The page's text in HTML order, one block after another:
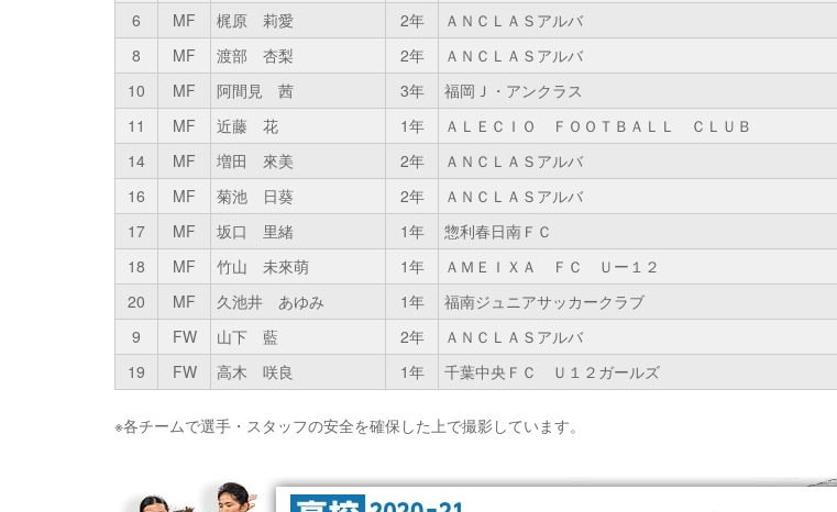
6
MF 梶原 莉愛 2年 ＡＮＣＬＡＳアルバ
8
MF 渡部 杏梨 2年 ＡＮＣＬＡＳアルバ
10
MF 阿間見 茜 3年 福岡Ｊ・アンクラス
11
MF 近藤 花 1年 ＡＬＥＣＩＯ ＦＯＯＴＢＡＬＬ ＣＬＵＢ
14
MF 増田 來美 2年 ＡＮＣＬＡＳアルバ
16
MF 菊池 日葵 2年 ＡＮＣＬＡＳアルバ
17
MF 坂口 里緒 1年 惣利春日南ＦＣ
18
MF 竹山 未來萌 1年 ＡＭＥＩＸＡ ＦＣ Ｕー１２
20
MF 久池井 あゆみ 1年 福南ジュニアサッカークラブ
9
FW 山下 藍 2年 ＡＮＣＬＡＳアルバ
19
FW 高木 咲良 1年 千葉中央ＦＣ Ｕ１２ガールズ
※各チームで選手・スタッフの安全を確保した上で撮影しています。